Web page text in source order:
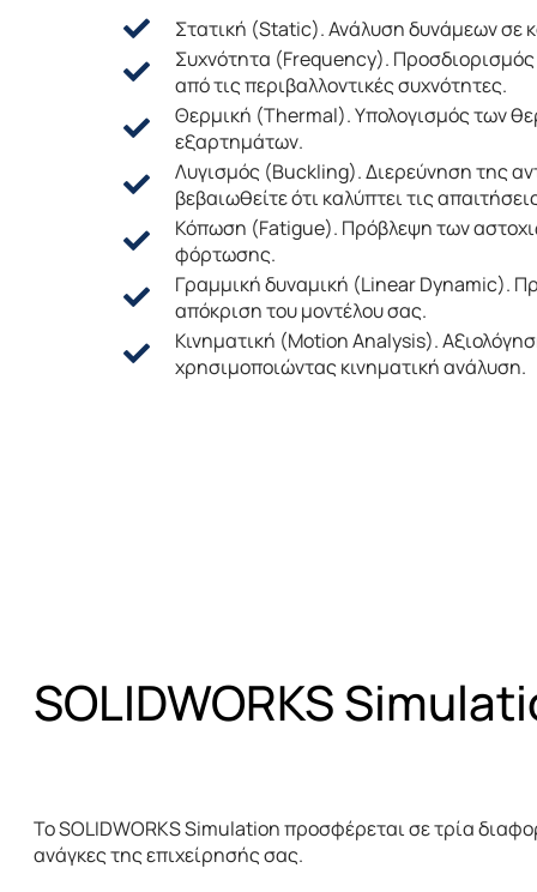
Στατική (Static). Ανάλυση δυνάμεων σε
Συχνότητα (Frequency). Προσδιορισμός
από τις περιβαλλοντικές συχνότητες.
Θερμική (Thermal). Υπολογισμός των
εξαρτημάτων.
Λυγισμός (Buckling). Διερεύνηση της
βεβαιωθείτε ότι καλύπτει τις
Κόπωση (Fatigue). Πρόβλεψη των
φόρτωσης.
Γραμμική δυναμική (Linear Dynamic).
απόκριση του μοντέλου σας.
Κινηματική (Motion Analysis).
χρησιμοποιώντας κινηματική ανάλυση.
SOLIDWORKS
Το SOLIDWORKS Simulation προσφέρεται σε τρία
ανάγκες της επιχείρησής σας.